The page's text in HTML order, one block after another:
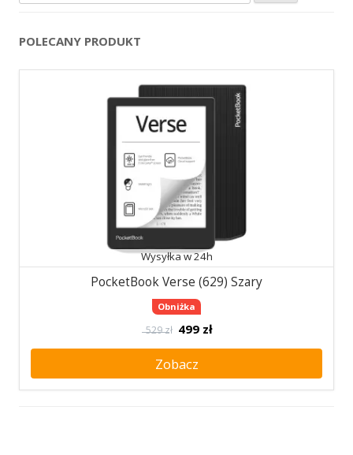
POLECANY PRODUKT
Wysyłka w 24h
PocketBook Verse (629) Szary
Obniżka
529 zł 499 zł
Zobacz